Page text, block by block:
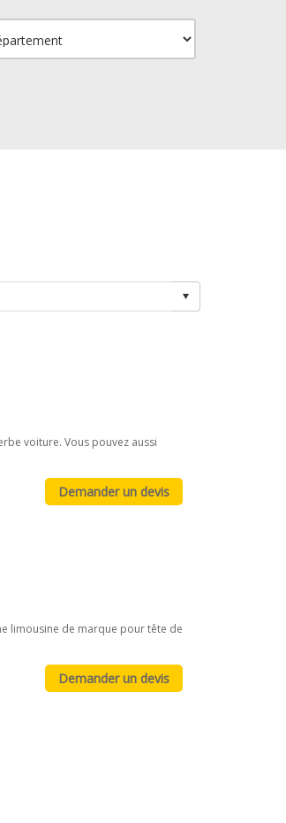
voiture. Vous pouvez aussi
limousine de marque pour tête de